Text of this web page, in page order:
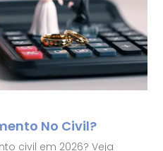
No Civil?
civil em 2026? Veja